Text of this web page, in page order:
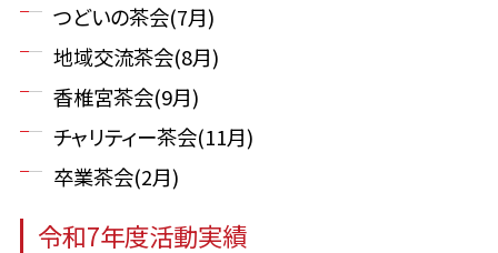
つどいの茶会(7月)
地域交流茶会(8月)
香椎宮茶会(9月)
チャリティー茶会(11月)
卒業茶会(2月)
令和7年度活動実績